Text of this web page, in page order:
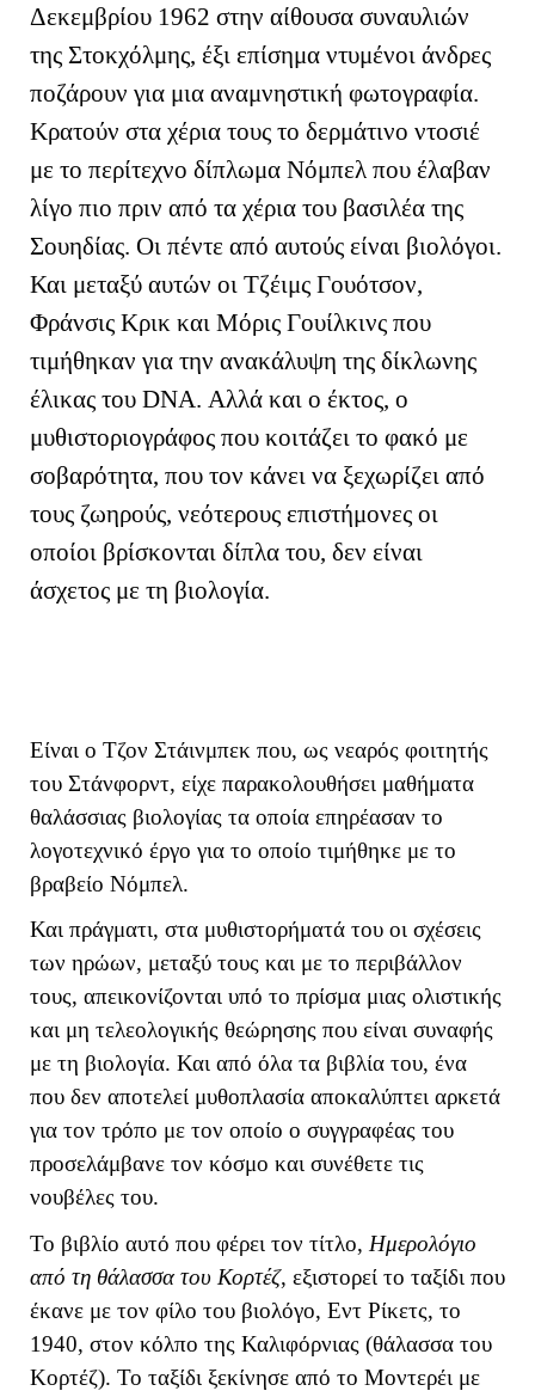
Δεκεμβρίου 1962 στην αίθουσα συναυλιών
της Στοκχόλμης, έξι επίσημα ντυμένοι άνδρες
ποζάρουν για μια αναμνηστική φωτογραφία.
Κρατούν στα χέρια τους το δερμάτινο ντοσιέ
με το περίτεχνο δίπλωμα Νόμπελ που έλαβαν
λίγο πιο πριν από τα χέρια του βασιλέα της
Σουηδίας. Οι πέντε από αυτούς είναι βιολόγοι.
Και μεταξύ αυτών οι Τζέιμς Γουότσον,
Φράνσις Κρικ και Μόρις Γουίλκινς που
τιμήθηκαν για την ανακάλυψη της δίκλωνης
έλικας του DNA. Αλλά και ο έκτος, ο
μυθιστοριογράφος που κοιτάζει το φακό με
σοβαρότητα, που τον κάνει να ξεχωρίζει από
τους ζωηρούς, νεότερους επιστήμονες οι
οποίοι βρίσκονται δίπλα του, δεν είναι
άσχετος με τη βιολογία.
Είναι ο Τζον Στάινμπεκ που, ως νεαρός φοιτητής
του Στάνφορντ, είχε παρακολουθήσει μαθήματα
θαλάσσιας βιολογίας τα οποία επηρέασαν το
λογοτεχνικό έργο για το οποίο τιμήθηκε με το
βραβείο Νόμπελ.
Και πράγματι, στα μυθιστορήματά του οι σχέσεις
των ηρώων, μεταξύ τους και με το περιβάλλον
τους, απεικονίζονται υπό το πρίσμα μιας ολιστικής
και μη τελεολογικής θεώρησης που είναι συναφής
με τη βιολογία. Και από όλα τα βιβλία του, ένα
που δεν αποτελεί μυθοπλασία αποκαλύπτει αρκετά
για τον τρόπο με τον οποίο ο συγγραφέας του
προσελάμβανε τον κόσμο και συνέθετε τις
νουβέλες του.
Το βιβλίο αυτό που φέρει τον τίτλο, Ημερολόγιο
από τη θάλασσα του Κορτέζ, εξιστορεί το ταξίδι που
έκανε με τον φίλο του βιολόγο, Εντ Ρίκετς, το
1940, στον κόλπο της Καλιφόρνιας (θάλασσα του
Κορτέζ). Το ταξίδι ξεκίνησε από το Μοντερέι με